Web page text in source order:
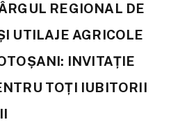
REGIONAL DE
UTILAJE AGRICOLE
INVITAȚIE
TOȚI IUBITORII